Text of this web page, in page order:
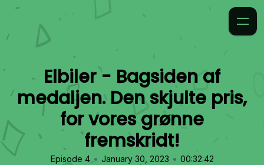
Elbiler - Bagsiden af
medaljen. Den skjulte pris,
for vores grønne
fremskridt!
Episode 4 • January 30, 2023 • 00:32:42